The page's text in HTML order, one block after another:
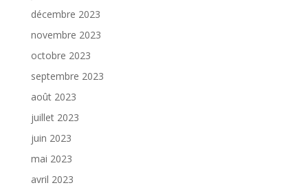
décembre 2023
novembre 2023
octobre 2023
septembre 2023
août 2023
juillet 2023
juin 2023
mai 2023
avril 2023